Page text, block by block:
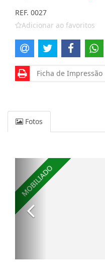
REF. 0027
Adicionar ao favoritos
Ficha de Impressão
Fotos